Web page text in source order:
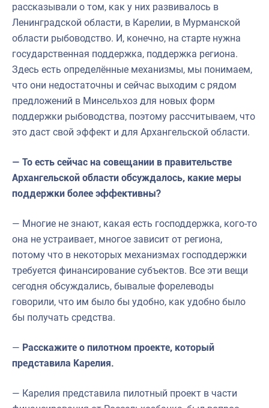
рассказывали о том, как у них развивалось в
Ленинградской области, в Карелии, в Мурманской
области рыбоводство. И, конечно, на старте нужна
государственная поддержка, поддержка региона.
Здесь есть определённые механизмы, мы понимаем,
что они недостаточны и сейчас выходим с рядом
предложений в Минсельхоз для новых форм
поддержки рыбоводства, поэтому рассчитываем, что
это даст свой эффект и для Архангельской области.
— То есть сейчас на совещании в правительстве
Архангельской области обсуждалось, какие меры
поддержки более эффективны?
— Многие не знают, какая есть господдержка, кого-то
она не устраивает, многое зависит от региона,
потому что в некоторых механизмах господдержки
требуется финансирование субъектов. Все эти вещи
сегодня обсуждались, бывалые форелеводы
говорили, что им было бы удобно, как удобно было
бы получать средства.
— Расскажите о пилотном проекте, который
представила Карелия.
— Карелия представила пилотный проект в части